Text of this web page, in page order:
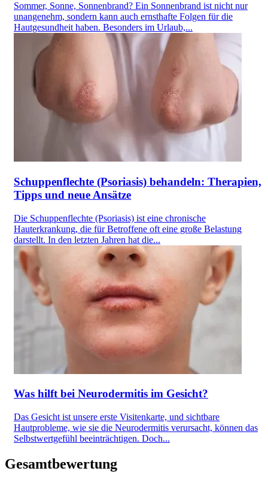
Sommer, Sonne, Sonnenbrand? Ein Sonnenbrand ist nicht nur
unangenehm, sondern kann auch ernsthafte Folgen für die
Hautgesundheit haben. Besonders im Urlaub,...
Schuppenflechte (Psoriasis) behandeln: Therapien,
Tipps und neue Ansätze
Die Schuppenflechte (Psoriasis) ist eine chronische
Hauterkrankung, die für Betroffene oft eine große Belastung
darstellt. In den letzten Jahren hat die...
Was hilft bei Neurodermitis im Gesicht?
Das Gesicht ist unsere erste Visitenkarte, und sichtbare
Hautprobleme, wie sie die Neurodermitis verursacht, können das
Selbstwertgefühl beeinträchtigen. Doch...
Gesamtbewertung